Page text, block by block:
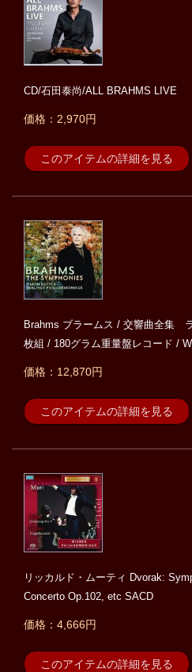
CD/石田泰尚/ALL BRAHMS LIVE
価格：2,970円
このアイテムの詳細を見る
Brahms ブラームス / 交響曲全集
枚組 / 180グラム重量盤レコード /
価格：12,870円
このアイテムの詳細を見る
リッカルド・ムーティ Dvorak:
Concerto Op.102, etc SACD
価格：4,666円
このアイテムの詳細を見る